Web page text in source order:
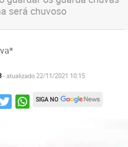
será chuvoso
- atualizado 22/11/2021 10:15
SIGA NO